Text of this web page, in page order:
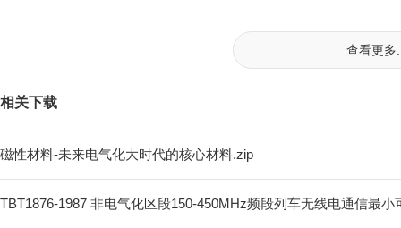
查看更多
相关下载
磁性材料-未来电气化大时代的核心材料.zip
TBT1876-1987 非电气化区段150-450MHz频段列车无线电通信最小